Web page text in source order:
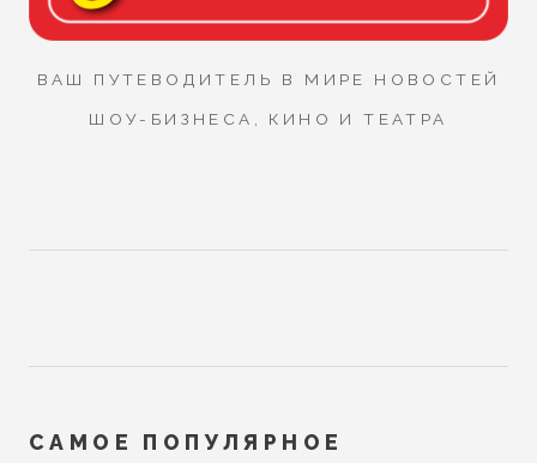
ВАШ ПУТЕВОДИТЕЛЬ В МИРЕ НОВОСТЕЙ
ШОУ-БИЗНЕСА, КИНО И ТЕАТРА
САМОЕ ПОПУЛЯРНОЕ